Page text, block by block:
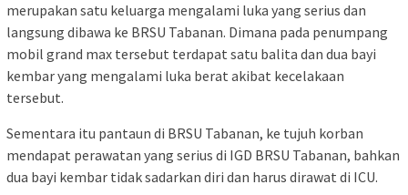
merupakan satu keluarga mengalami luka yang serius dan
langsung dibawa ke BRSU Tabanan. Dimana pada penumpang
mobil grand max tersebut terdapat satu balita dan dua bayi
kembar yang mengalami luka berat akibat kecelakaan
tersebut.
Sementara itu pantaun di BRSU Tabanan, ke tujuh korban
mendapat perawatan yang serius di IGD BRSU Tabanan, bahkan
dua bayi kembar tidak sadarkan diri dan harus dirawat di ICU.